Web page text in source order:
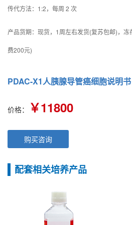
传代方法：1:2，每周 2 次
产品货期：现货，1周左右发货(复苏包邮)，
费200元)
PDAC-X1人胰腺导管癌细胞说明书
价格： ￥11800
购买咨询
配套相关培养产品